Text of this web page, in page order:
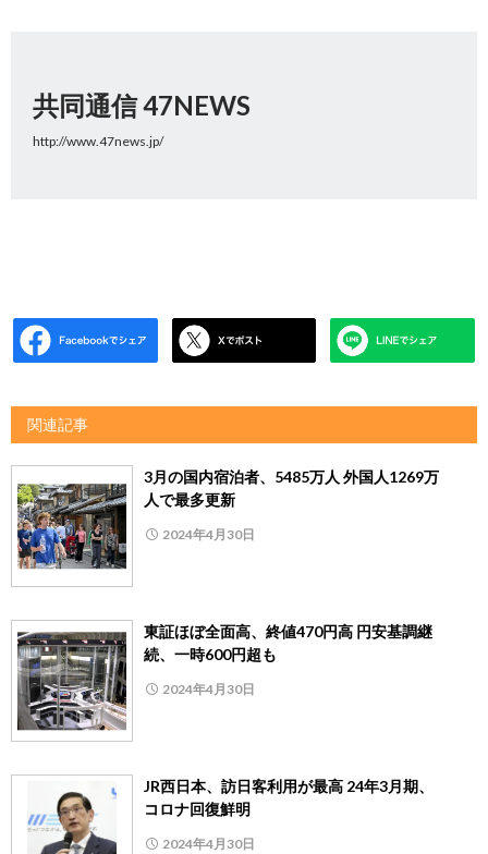
共同通信 47NEWS
http://www.47news.jp/
関連記事
3月の国内宿泊者、5485万人 外国人1269万
人で最多更新
2024年4月30日
東証ほぼ全面高、終値470円高 円安基調継
続、一時600円超も
2024年4月30日
JR西日本、訪日客利用が最高 24年3月期、
コロナ回復鮮明
2024年4月30日